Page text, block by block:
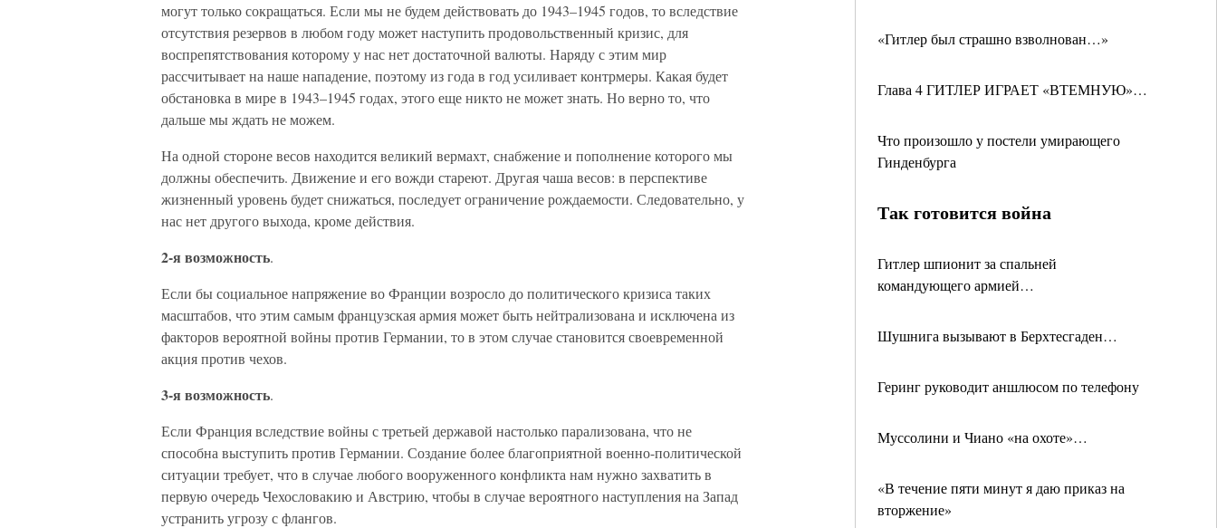
«Гитлер был страшно взволнован…»
Глава 4 ГИТЛЕР ИГРАЕТ «ВТЕМНУЮ»…
Что произошло у постели умирающего
Гинденбурга
Так готовится война
Гитлер шпионит за спальней
командующего армией…
Шушнига вызывают в Берхтесгаден…
Геринг руководит аншлюсом по телефону
Муссолини и Чиано «на охоте»…
«В течение пяти минут я даю приказ на
вторжение»
могут только сокращаться. Если мы не будем действовать до 1943–1945 годов, то вследствие
отсутствия резервов в любом году может наступить продовольственный кризис, для
воспрепятствования которому у нас нет достаточной валюты. Наряду с этим мир
рассчитывает на наше нападение, поэтому из года в год усиливает контрмеры. Какая будет
обстановка в мире в 1943–1945 годах, этого еще никто не может знать. Но верно то, что
дальше мы ждать не можем.
На одной стороне весов находится великий вермахт, снабжение и пополнение которого мы
должны обеспечить. Движение и его вожди стареют. Другая чаша весов: в перспективе
жизненный уровень будет снижаться, последует ограничение рождаемости. Следовательно, у
нас нет другого выхода, кроме действия.
2-я возможность.
Если бы социальное напряжение во Франции возросло до политического кризиса таких
масштабов, что этим самым французская армия может быть нейтрализована и исключена из
факторов вероятной войны против Германии, то в этом случае становится своевременной
акция против чехов.
3-я возможность.
Если Франция вследствие войны с третьей державой настолько парализована, что не
способна выступить против Германии. Создание более благоприятной военно-политической
ситуации требует, что в случае любого вооруженного конфликта нам нужно захватить в
первую очередь Чехословакию и Австрию, чтобы в случае вероятного наступления на Запад
устранить угрозу с флангов.